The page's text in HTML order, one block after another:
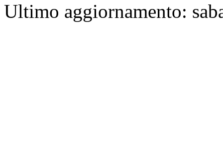
Ultimo aggiornamento: